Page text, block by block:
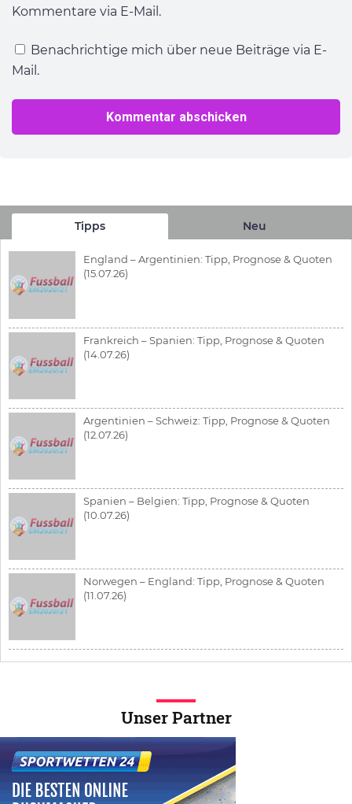
Kommentare via E-Mail.
Benachrichtige mich über neue Beiträge via E-
Mail.
Tipps Neu
England – Argentinien: Tipp, Prognose & Quoten
(15.07.26)
Frankreich – Spanien: Tipp, Prognose & Quoten
(14.07.26)
Argentinien – Schweiz: Tipp, Prognose & Quoten
(12.07.26)
Spanien – Belgien: Tipp, Prognose & Quoten
(10.07.26)
Norwegen – England: Tipp, Prognose & Quoten
(11.07.26)
Unser Partner